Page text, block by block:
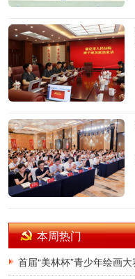
本周热门